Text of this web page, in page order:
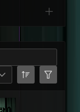
Last Month Per